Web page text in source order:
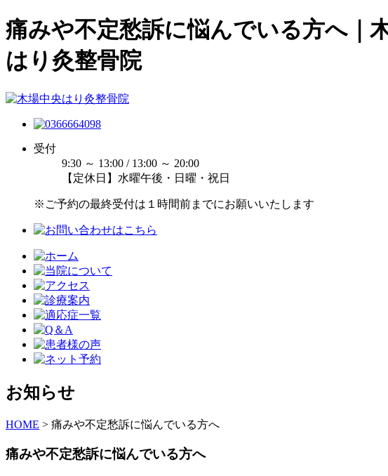
痛みや不定愁訴に悩んでいる方へ｜
はり灸整骨院
受付
9:30 ～ 13:00 / 13:00 ～ 20:00
【定休日】水曜午後・日曜・祝日
※ご予約の最終受付は１時間前までにお願いいたします
お知らせ
HOME > 痛みや不定愁訴に悩んでいる方へ
痛みや不定愁訴に悩んでいる方へ